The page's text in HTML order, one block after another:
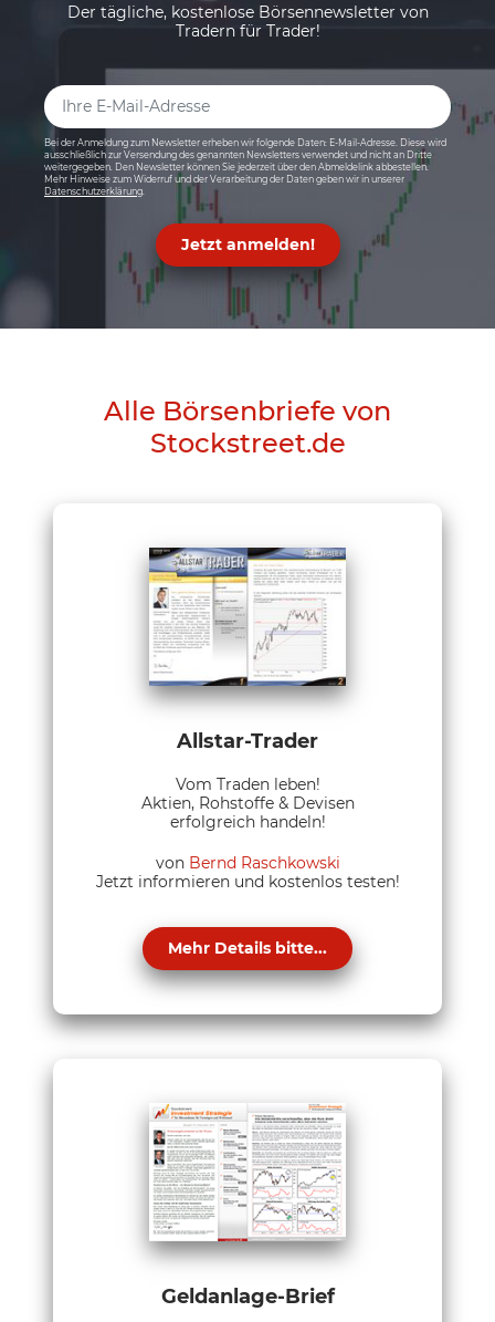
Der tägliche, kostenlose Börsennewsletter von
Tradern für Trader!
Bei der Anmeldung zum Newsletter erheben wir folgende Daten: E-Mail-Adresse. Diese wird
ausschließlich zur Versendung des genannten Newsletters verwendet und nicht an Dritte
weitergegeben. Den Newsletter können Sie jederzeit über den Abmeldelink abbestellen.
Mehr Hinweise zum Widerruf und der Verarbeitung der Daten geben wir in unserer
Datenschutzerklärung.
Jetzt anmelden!
Alle Börsenbriefe von
Stockstreet.de
Allstar-Trader
Vom Traden leben!
Aktien, Rohstoffe & Devisen
erfolgreich handeln!
von Bernd Raschkowski
Jetzt informieren und kostenlos testen!
Mehr Details bitte...
Geldanlage-Brief